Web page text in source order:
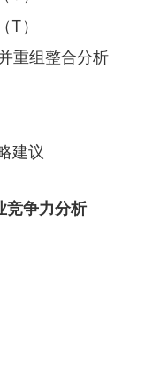
T）
重组整合分析
建议
竞争力分析